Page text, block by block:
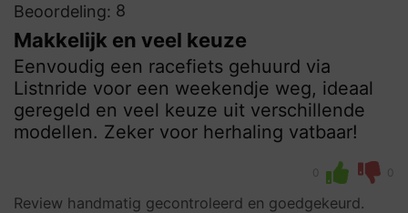
Beoordeling: 8
Makkelijk en veel keuze
Eenvoudig een racefiets gehuurd via
Listnride voor een weekendje weg, ideaal
geregeld en veel keuze uit verschillende
modellen. Zeker voor herhaling vatbaar!
0 0
Review handmatig gecontroleerd en goedgekeurd.